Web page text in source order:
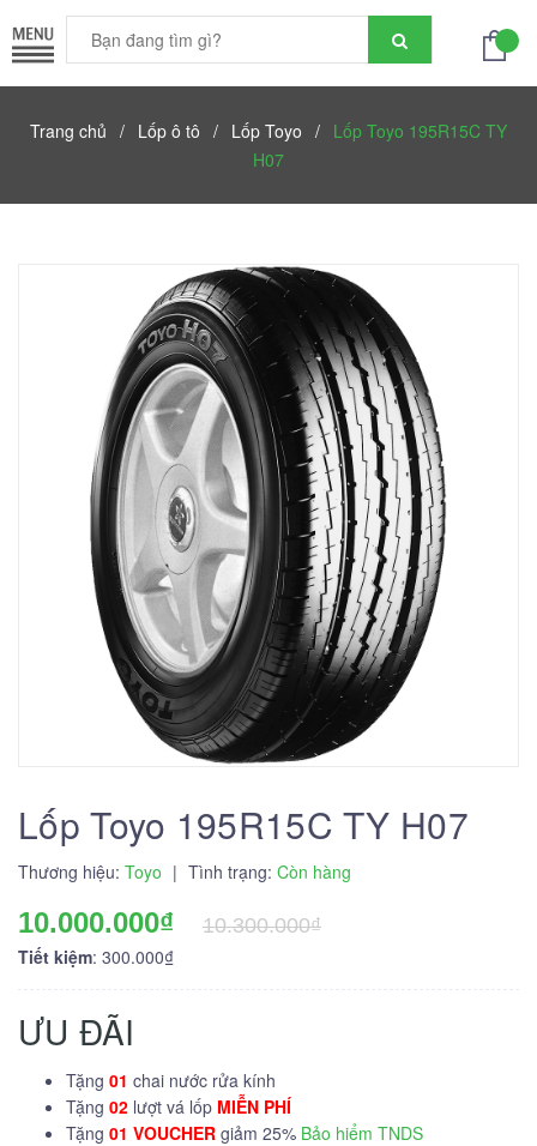
Trang chủ / Lốp ô tô / Lốp Toyo / Lốp Toyo 195R15C TY
H07
Lốp Toyo 195R15C TY H07
Thương hiệu: Toyo | Tình trạng: Còn hàng
10.000.000₫
10.300.000₫
Tiết kiệm: 300.000₫
ƯU ĐÃI
Tặng 01 chai nước rửa kính
Tặng 02 lượt vá lốp MIỄN PHÍ
Tặng 01 VOUCHER giảm 25% Bảo hiểm TNDS